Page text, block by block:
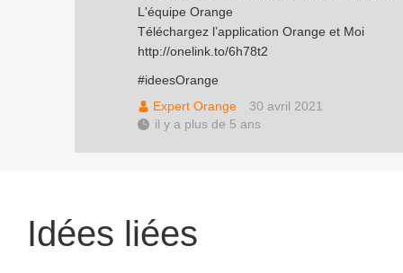
L'équipe Orange
Téléchargez l’application Orange et Moi
http://onelink.to/6h78t2
#ideesOrange
Expert Orange
30 avril 2021
il y a plus de 5 ans
Idées liées